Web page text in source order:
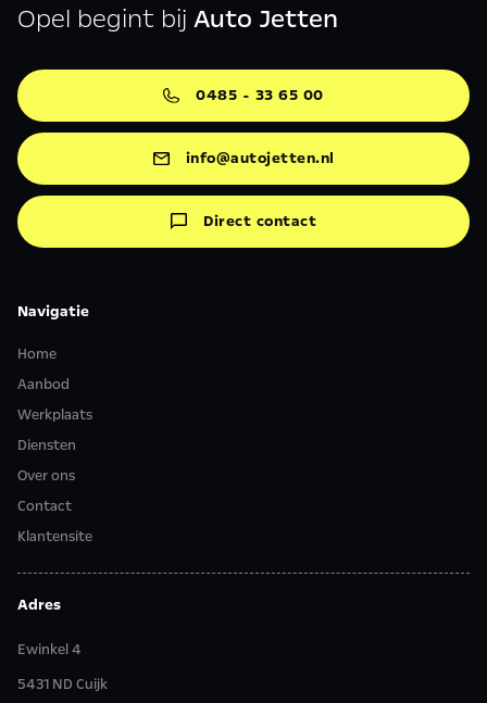
Opel begint bijAuto Jetten
0485 - 33 65 00
info@autojetten.nl
Direct contact
Navigatie
Home
Aanbod
Werkplaats
Diensten
Over ons
Contact
Klantensite
Adres
Ewinkel 4
5431 ND Cuijk